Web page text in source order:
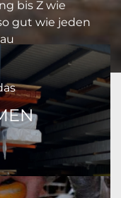
bis Z wie
gut wie jeden